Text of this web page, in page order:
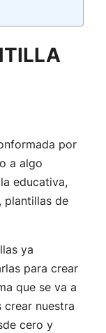
por
a algo
educativa,
plantillas de
ya
para crear
que se va a
nuestra
cero y